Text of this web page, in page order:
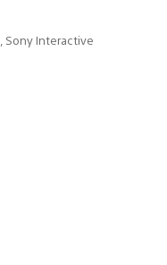
Sony Interactive